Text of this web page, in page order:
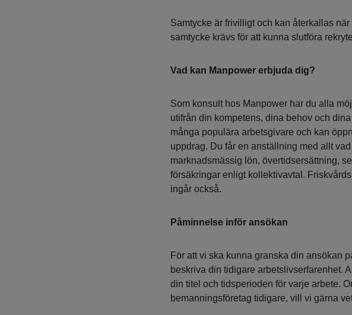
Samtycke är frivilligt och kan återkallas
samtycke krävs för att kunna slutföra
Vad kan Manpower erbjuda dig?
Som konsult hos Manpower har du alla
utifrån din kompetens, dina behov och
många populära arbetsgivare och kan
uppdrag. Du får en anställning med allt
marknadsmässig lön, övertidsersättning,
försäkringar enligt kollektivavtal.
ingår också.
Påminnelse inför ansökan
För att vi ska kunna granska din ansökan
beskriva din tidigare arbetslivserfarenhet.
din titel och tidsperioden för varje arbete.
bemanningsföretag tidigare, vill vi gärna